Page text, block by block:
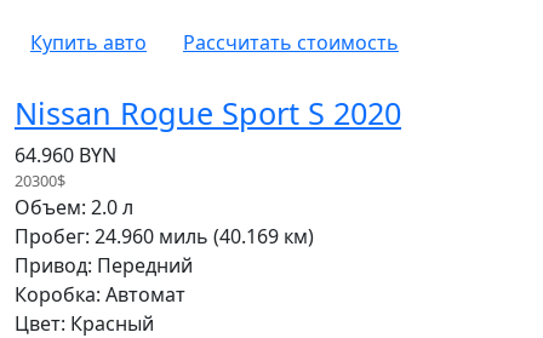
Купить авто Рассчитать стоимость
Nissan Rogue Sport S 2020
64.960 BYN
20300$
Объем: 2.0 л
Пробег: 24.960 миль (40.169 км)
Привод: Передний
Коробка: Автомат
Цвет: Красный